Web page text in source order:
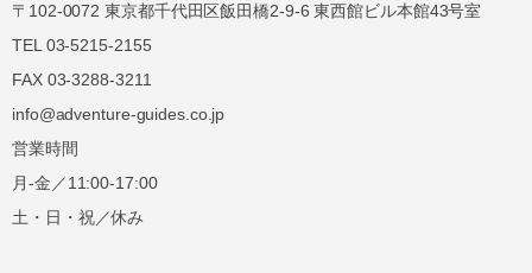
〒102-0072 東京都千代田区飯田橋2-9-6 東西館ビル本館43号室
TEL 03-5215-2155
FAX 03-3288-3211
info@adventure-guides.co.jp
営業時間
月-金／11:00-17:00
土・日・祝／休み